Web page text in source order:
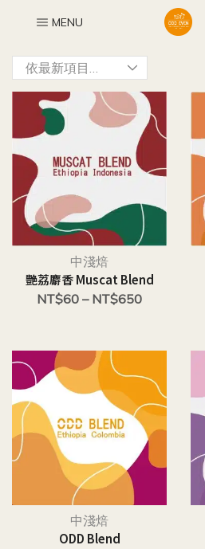
MENU
中淺焙
艷荔麝香 Muscat Blend
NT$60 – NT$650
中淺焙
ODD Blend